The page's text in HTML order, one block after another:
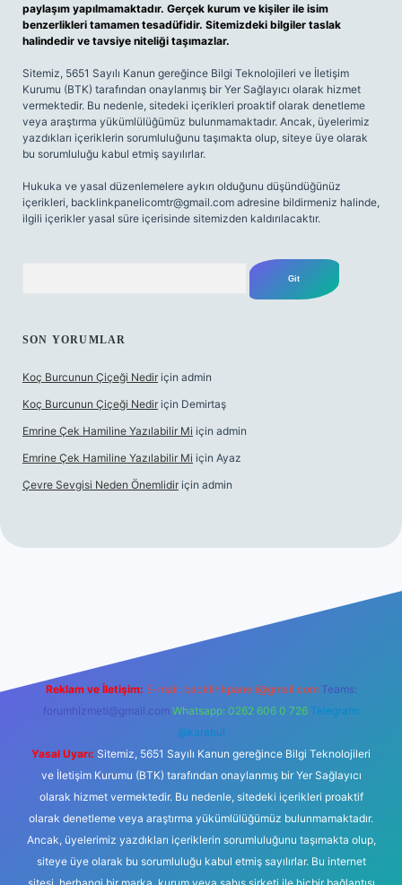
paylaşım yapılmamaktadır. Gerçek kurum ve kişiler ile isim
benzerlikleri tamamen tesadüfidir. Sitemizdeki bilgiler taslak
halindedir ve tavsiye niteliği taşımazlar.
Sitemiz, 5651 Sayılı Kanun gereğince Bilgi Teknolojileri ve İletişim
Kurumu (BTK) tarafından onaylanmış bir Yer Sağlayıcı olarak hizmet
vermektedir. Bu nedenle, sitedeki içerikleri proaktif olarak denetleme
veya araştırma yükümlülüğümüz bulunmamaktadır. Ancak, üyelerimiz
yazdıkları içeriklerin sorumluluğunu taşımakta olup, siteye üye olarak
bu sorumluluğu kabul etmiş sayılırlar.
Hukuka ve yasal düzenlemelere aykırı olduğunu düşündüğünüz
içerikleri, backlinkpanelicomtr@gmail.com adresine bildirmeniz halinde,
ilgili içerikler yasal süre içerisinde sitemizden kaldırılacaktır.
SON YORUMLAR
Koç Burcunun Çiçeği Nedir için admin
Koç Burcunun Çiçeği Nedir için Demirtaş
Emrine Çek Hamiline Yazılabilir Mi için admin
Emrine Çek Hamiline Yazılabilir Mi için Ayaz
Çevre Sevgisi Neden Önemlidir için admin
Reklam ve İletişim: E-mail: backlinkpaneli@gmail.com Teams:
forumhizmeti@gmail.com Whatsapp: 0262 606 0 726 Telegram:
@karabul
Yasal Uyarı: Sitemiz, 5651 Sayılı Kanun gereğince Bilgi Teknolojileri
ve İletişim Kurumu (BTK) tarafından onaylanmış bir Yer Sağlayıcı
olarak hizmet vermektedir. Bu nedenle, sitedeki içerikleri proaktif
olarak denetleme veya araştırma yükümlülüğümüz bulunmamaktadır.
Ancak, üyelerimiz yazdıkları içeriklerin sorumluluğunu taşımakta olup,
siteye üye olarak bu sorumluluğu kabul etmiş sayılırlar. Bu internet